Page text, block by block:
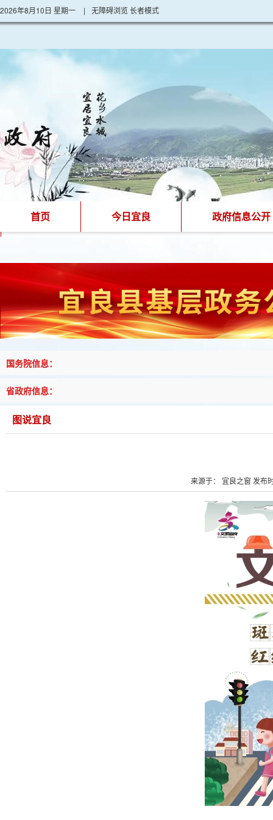
2026年8月10日 星期一 | 无障碍浏览长者模式
首页 今日宜良 政府信息公开
国务院信息：
省政府信息：
图说宜良
来源于： 宜良之窗 发布